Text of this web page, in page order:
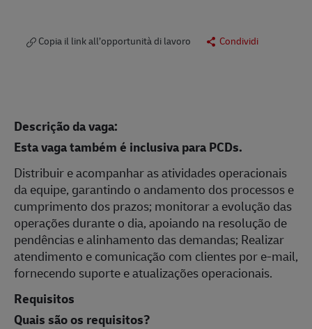
Copia il link all’opportunità di lavoro Condividi
Descrição da vaga:
Esta vaga também é inclusiva para PCDs.
Distribuir e acompanhar as atividades operacionais
da equipe, garantindo o andamento dos processos e
cumprimento dos prazos; monitorar a evolução das
operações durante o dia, apoiando na resolução de
pendências e alinhamento das demandas; Realizar
atendimento e comunicação com clientes por e-mail,
fornecendo suporte e atualizações operacionais.
Requisitos
Quais são os requisitos?